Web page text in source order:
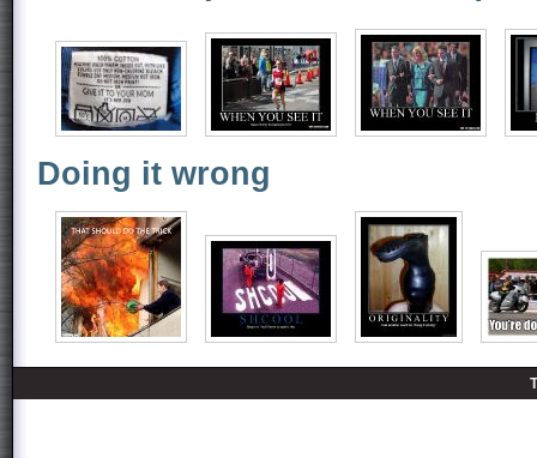
Doing it wrong